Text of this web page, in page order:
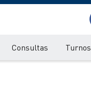
Consultas Turnos